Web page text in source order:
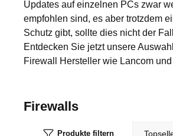
Updates auf einzelnen PCs zwar
empfohlen sind, es aber trotzdem
Schutz gibt, sollte dies nicht der
Entdecken Sie jetzt unsere
Firewall Hersteller wie Lancom
Firewalls
Produkte filtern